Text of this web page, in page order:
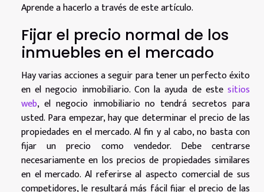
Aprende a hacerlo a través de este artículo.
Fijar el precio normal de los
inmuebles en el mercado
Hay varias acciones a seguir para tener un perfecto éxito
en el negocio inmobiliario. Con la ayuda de este sitios
web, el negocio inmobiliario no tendrá secretos para
usted. Para empezar, hay que determinar el precio de las
propiedades en el mercado. Al fin y al cabo, no basta con
fijar un precio como vendedor. Debe centrarse
necesariamente en los precios de propiedades similares
en el mercado. Al referirse al aspecto comercial de sus
competidores, le resultará más fácil fijar el precio de las